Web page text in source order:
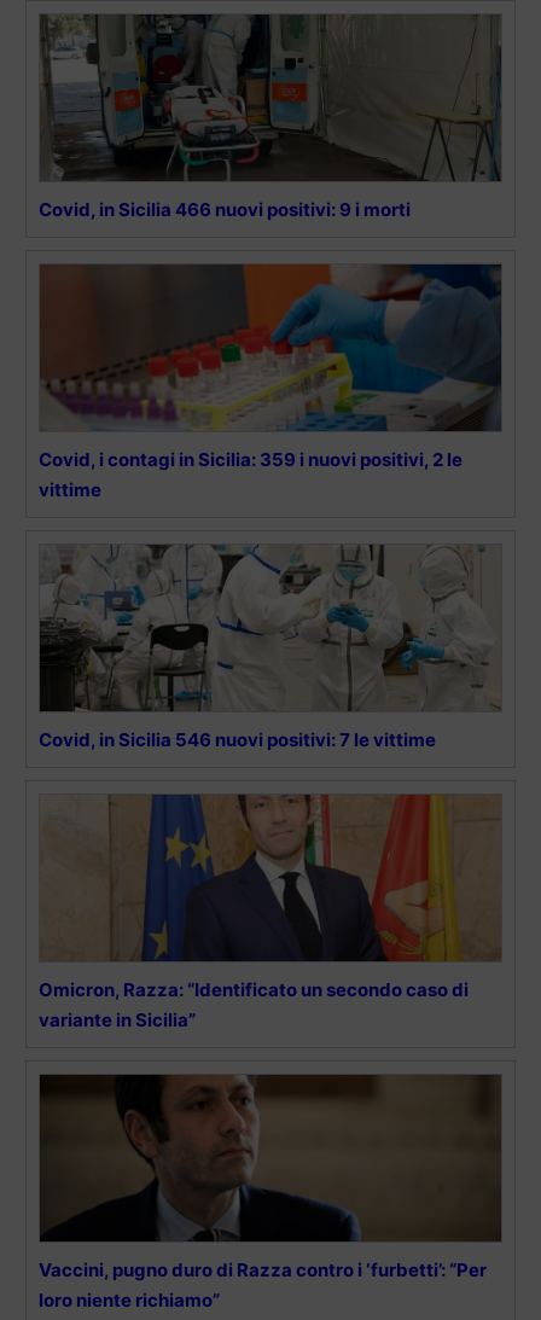
Covid, in Sicilia 466 nuovi positivi: 9 i morti
Covid, i contagi in Sicilia: 359 i nuovi positivi, 2 le
vittime
Covid, in Sicilia 546 nuovi positivi: 7 le vittime
Omicron, Razza: “Identificato un secondo caso di
variante in Sicilia”
Vaccini, pugno duro di Razza contro i ‘furbetti’: “Per
loro niente richiamo”